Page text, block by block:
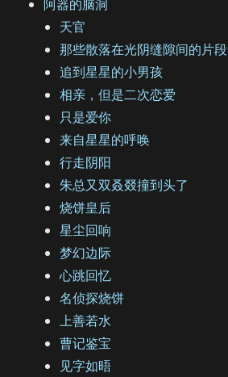
阿器的脑洞
天官
那些散落在光阴缝隙间的片段
追到星星的小男孩
相亲，但是二次恋爱
只是爱你
来自星星的呼唤
行走阴阳
朱总又双叒叕撞到头了
烧饼皇后
星尘回响
梦幻边际
心跳回忆
名侦探烧饼
上善若水
曹记鉴宝
见字如晤